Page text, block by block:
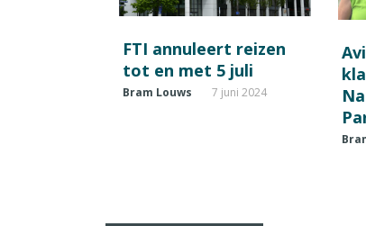
FTI annuleert reizen
tot en met 5 juli
Bram Louws 7 juni 2024